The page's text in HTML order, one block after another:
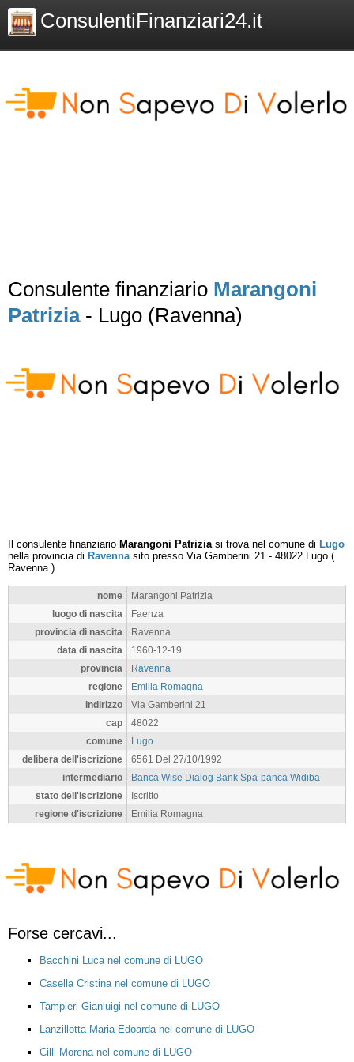
ConsulentiFinanziari24.it
Consulente finanziario Marangoni
Patrizia- Lugo (Ravenna)
Il consulente finanziario Marangoni Patriziasi trova nel comune di Lugo
nella provincia di Ravennasito presso Via Gamberini 21 - 48022 Lugo (
Ravenna).
nome
Marangoni Patrizia
luogo di nascita
Faenza
provincia di nascita
Ravenna
data di nascita
1960-12-19
provincia
Ravenna
regione
Emilia Romagna
indirizzo
Via Gamberini 21
cap
48022
comune
Lugo
delibera dell'iscrizione
6561 Del 27/10/1992
intermediario
Banca Wise Dialog Bank Spa-banca Widiba
stato dell'iscrizione
Iscritto
regione d'iscrizione
Emilia Romagna
Forse cercavi...
Bacchini Luca nel comune di LUGO
Casella Cristina nel comune di LUGO
Tampieri Gianluigi nel comune di LUGO
Lanzillotta Maria Edoarda nel comune di LUGO
Cilli Morena nel comune di LUGO